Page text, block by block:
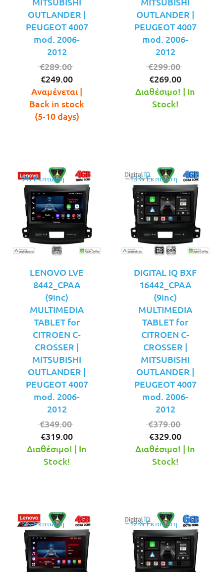
OUTLANDER |
PEUGEOT 4007
mod. 2006-
2012
€289.00
was:
€289.00.
€249.00
τρέχουσα
τιμή
είναι:
Αναμένεται |
Back in stock
(5-10 days)
OUTLANDER |
PEUGEOT 4007
mod. 2006-
2012
€299.00
was:
€269.00
τρέχουσα
Διαθέσιμο! | In
Stock!
9% Έκπτωση
LENOVO LVE
8442_CPAA
(9inc)
MULTIMEDIA
TABLET for
CITROEN C-
CROSSER |
MITSUBISHI
OUTLANDER |
PEUGEOT 4007
mod. 2006-
2012
€349.00
was:
€319.00
τρέχουσα
Διαθέσιμο! | In
Stock!
13% Έκπτωση
DIGITAL IQ BXF
16442_CPAA
(9inc)
MULTIMEDIA
TABLET for
CITROEN C-
CROSSER |
MITSUBISHI
OUTLANDER |
PEUGEOT 4007
mod. 2006-
2012
€379.00
was:
€329.00
τρέχουσα
Διαθέσιμο! | In
Stock!
8% Έκπτωση 12% Έκπτωση